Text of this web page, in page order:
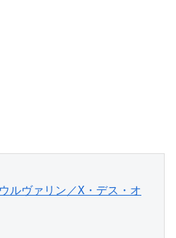
ルヴァリン／X・デス・オ